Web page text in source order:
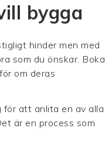
bygga
hinder men med
som du önskar. Boka
om deras
att anlita en av alla
är en process som